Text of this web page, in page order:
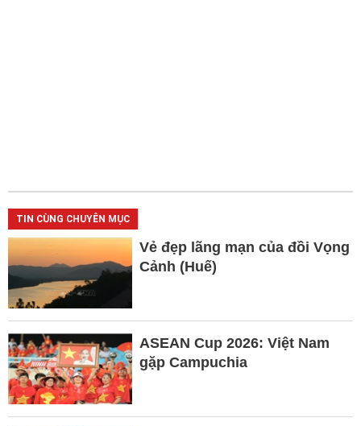
TIN CÙNG CHUYÊN MỤC
Vẻ đẹp lãng mạn của đồi Vọng
Cảnh (Huế)
ASEAN Cup 2026: Việt Nam
gặp Campuchia